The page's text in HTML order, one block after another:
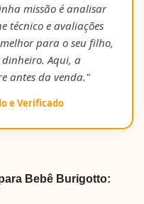
missão é analisar
técnico e avaliações
para o seu filho,
Aqui, a
antes da venda."
e Verificado
Bebê Burigotto: